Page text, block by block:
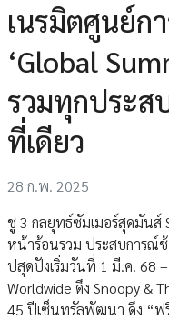
เนรมิตศูนย์ก
‘Global
รวมทุกประส
ที่เดียว
28 ก.พ. 2025
ชู 3 กลยุทธ์ซัมเมอร์สุดมันส์
หน้าร้อนรวม ประสบการณ์
ปสุดปังเริ่มวันที่ 1 มี.ค. 68
Worldwide ดึง Snoopy &
45 ปีเซ็นทรัลพัฒนา ดึง “ฟรี